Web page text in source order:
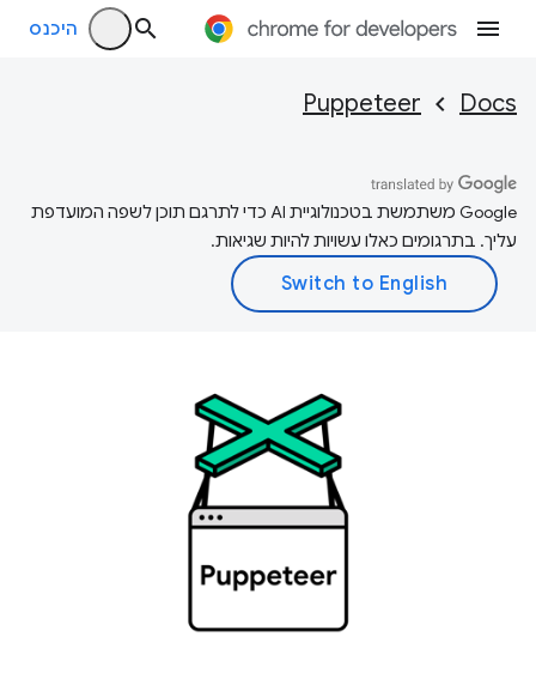
היכנס
Docs
Puppeteer
‫Google משתמשת בטכנולוגיית AI כדי לתרגם תוכן לשפה המועדפת
עליך. בתרגומים כאלו עשויות להיות שגיאות.